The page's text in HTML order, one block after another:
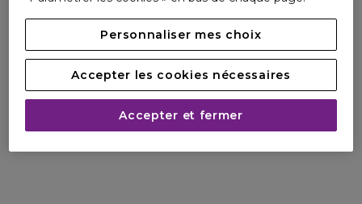
Toutes les femmes dont la peau est soumise à des
distensions pouvant entrainer des vergetures, (grossesse
puberté, variations de poids).
Clarins s'engage pour une beauté responsable. Ce tube
intègre du plastique recyclé.
Personnaliser mes choix
Accepter les cookies nécessaires
Accepter et fermer